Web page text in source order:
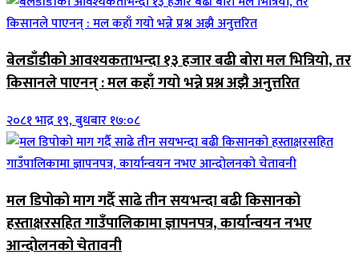
बेलडाँडीको आवश्यकताभन्दा १३ हजार बढी बोरा मल भित्रियो, तर
किसानले पाएनन् : मल कहाँ गयो भन्ने प्रश्न अझै अनुत्तरित
२०८१ भाद्र १९, बुधबार १७:०८
मल डिपोको माग गर्दै साढे तीन सयभन्दा बढी किसानको
हस्ताक्षरसहित गाउँपालिकामा ज्ञापनपत्र, कार्यान्वयन नभए
आन्दोलनको चेतावनी